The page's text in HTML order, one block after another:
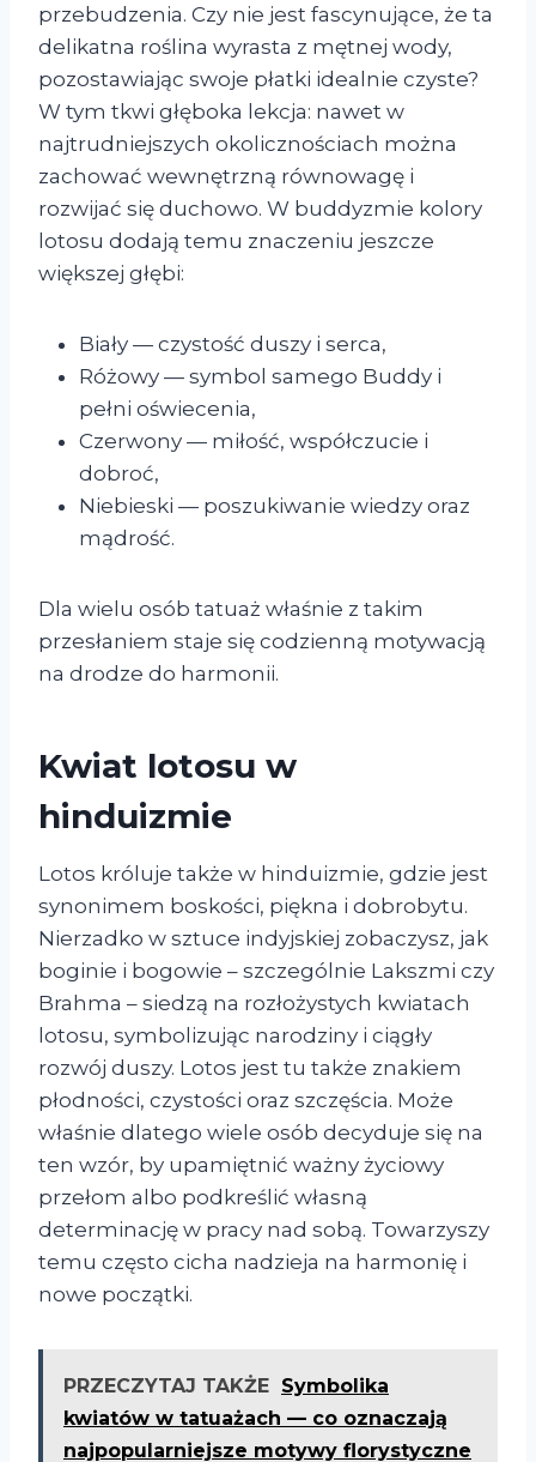
przebudzenia. Czy nie jest fascynujące, że ta
delikatna roślina wyrasta z mętnej wody,
pozostawiając swoje płatki idealnie czyste?
W tym tkwi głęboka lekcja: nawet w
najtrudniejszych okolicznościach można
zachować wewnętrzną równowagę i
rozwijać się duchowo. W buddyzmie kolory
lotosu dodają temu znaczeniu jeszcze
większej głębi:
Biały — czystość duszy i serca,
Różowy — symbol samego Buddy i
pełni oświecenia,
Czerwony — miłość, współczucie i
dobroć,
Niebieski — poszukiwanie wiedzy oraz
mądrość.
Dla wielu osób tatuaż właśnie z takim
przesłaniem staje się codzienną motywacją
na drodze do harmonii.
Kwiat lotosu w
hinduizmie
Lotos króluje także w hinduizmie, gdzie jest
synonimem boskości, piękna i dobrobytu.
Nierzadko w sztuce indyjskiej zobaczysz, jak
boginie i bogowie – szczególnie Lakszmi czy
Brahma – siedzą na rozłożystych kwiatach
lotosu, symbolizując narodziny i ciągły
rozwój duszy. Lotos jest tu także znakiem
płodności, czystości oraz szczęścia. Może
właśnie dlatego wiele osób decyduje się na
ten wzór, by upamiętnić ważny życiowy
przełom albo podkreślić własną
determinację w pracy nad sobą. Towarzyszy
temu często cicha nadzieja na harmonię i
nowe początki.
PRZECZYTAJ TAKŻE Symbolika
kwiatów w tatuażach — co oznaczają
najpopularniejsze motywy florystyczne